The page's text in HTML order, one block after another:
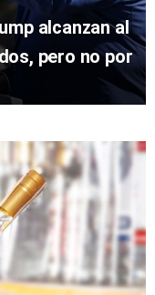
alcanzan al
pero no por